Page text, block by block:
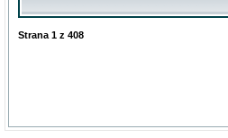
Strana 1 z 408